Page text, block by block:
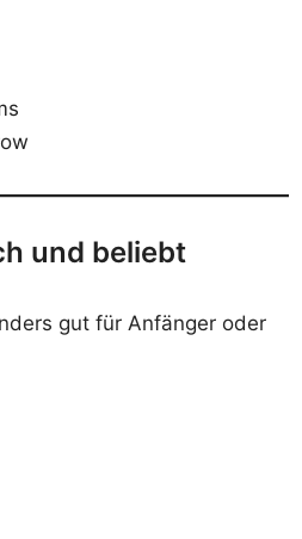
und beliebt
gut für Anfänger oder